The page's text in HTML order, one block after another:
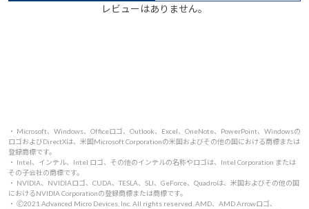
レビューはありません。
・ Microsoft、Windows、Officeロゴ、Outlook、Excel、OneNote、PowerPoint、Windowsの
ロゴおよびDirectXは、米国Microsoft Corporationの米国およびその他の国における商標または
登録商標です。
・ Intel、インテル、Intel ロゴ、その他のインテルの名称やロゴは、Intel Corporation または
その子会社の商標です。
・ NVIDIA、NVIDIAロゴ、CUDA、TESLA、SLI、GeForce、Quadroは、米国およびその他の国
におけるNVIDIA Corporationの登録商標または商標です。
・ 🄫2021 Advanced Micro Devices, Inc. All rights reserved. AMD、AMD Arrowロゴ、